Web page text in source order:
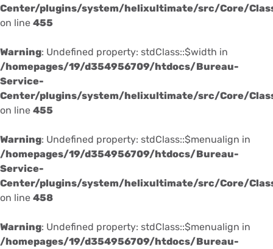
Center/plugins/system/helixultimate/src/Core/
on line 455
Warning: Undefined property: stdClass::$width in
/homepages/19/d354956709/htdocs/Bureau-
Service-
Center/plugins/system/helixultimate/src/Core/
on line 455
Warning: Undefined property: stdClass::$menualign in
/homepages/19/d354956709/htdocs/Bureau-
Service-
Center/plugins/system/helixultimate/src/Core/
on line 458
Warning: Undefined property: stdClass::$menualign in
/homepages/19/d354956709/htdocs/Bureau-